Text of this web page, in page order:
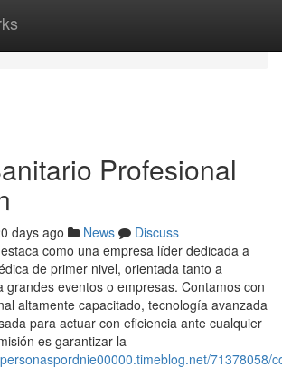
Profesional
days ago News
Discuss
como una empresa líder dedicada a
de primer nivel, orientada tanto a
grandes eventos o empresas. Contamos con
altamente capacitado, tecnología avanzada
para actuar con eficiencia ante cualquier
es garantizar la
71378058/